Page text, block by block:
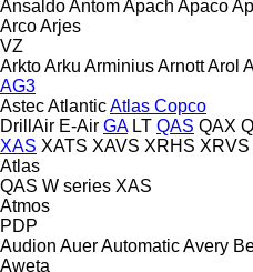
AnsaldoAntomApach Apaco
ArcoArjes
VZ
ArktoArku ArminiusArnottArol
AG3
AstecAtlanticAtlas Copco
DrillAir E-Air GA LT QAS QAX
XAS XATS XAVS XRHS XRVS
Atlas
QAS W series XAS
Atmos
PDP
Audion AuerAutomaticAvery
Aweta